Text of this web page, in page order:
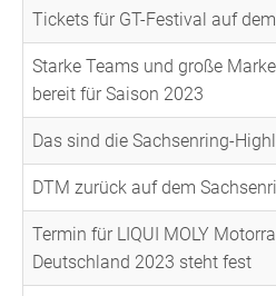
Tickets für GT-Festival auf
Starke Teams und große
bereit für Saison 2023
Das sind die Sachsenring-
DTM zurück auf dem
Termin für LIQUI MOLY
Deutschland 2023 steht fest